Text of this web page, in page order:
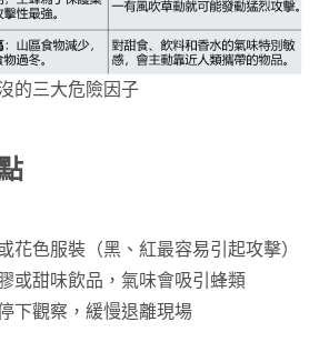
的三大危險因子
花色服裝（黑、紅最容易引起攻擊）
或甜味飲品，氣味會吸引蜂類
下觀察，緩慢退離現場